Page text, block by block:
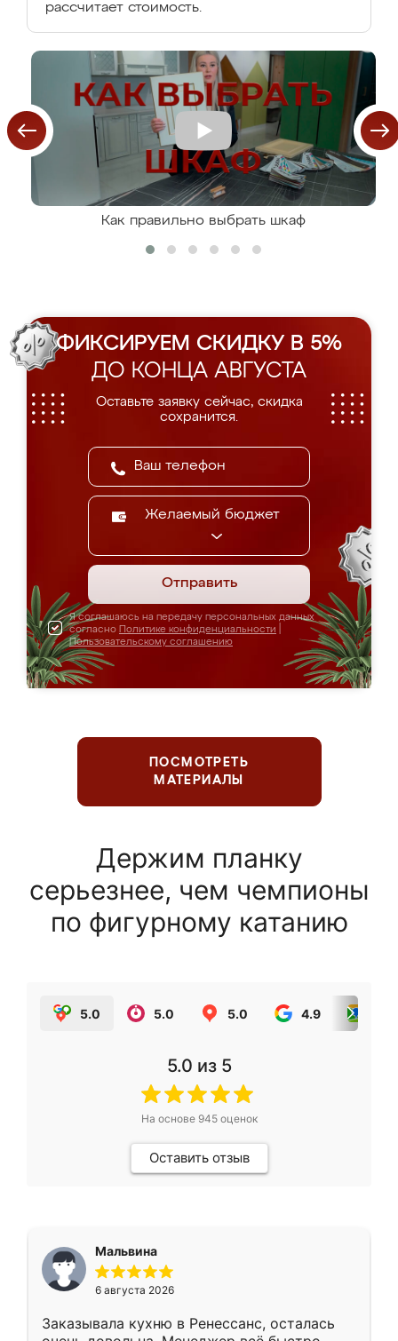
рассчитает стоимость.
Как правильно выбрать шкаф
ФИКСИРУЕМ СКИДКУ В 5%
ДО КОНЦА АВГУСТА
Оставьте заявку сейчас, скидка
сохранится.
Желаемый бюджет
Отправить
Я соглашаюсь на передачу персональных данных
согласно Политике конфиденциальности
Пользовательскому соглашению
ПОСМОТРЕТЬ
МАТЕРИАЛЫ
Держим планку
серьезнее, чем чемпионы
по фигурному катанию
5.0 5.0 5.0 4.9
5.0 из 5
На основе 945оценок
Оставить отзыв
Мальвина
6 августа 2026
Заказывала кухню в Ренессанс, осталась